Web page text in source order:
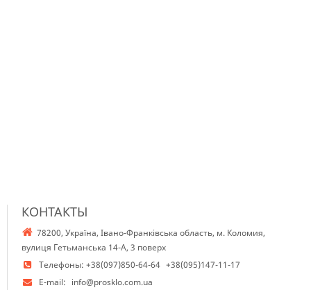
КОНТАКТЫ
78200, Україна, Івано-Франківська область, м. Коломия,
вулиця Гетьманська 14-А, 3 поверх
Телефоны: +38(097)850-64-64 +38(095)147-11-17
E-mail: info@prosklo.com.ua